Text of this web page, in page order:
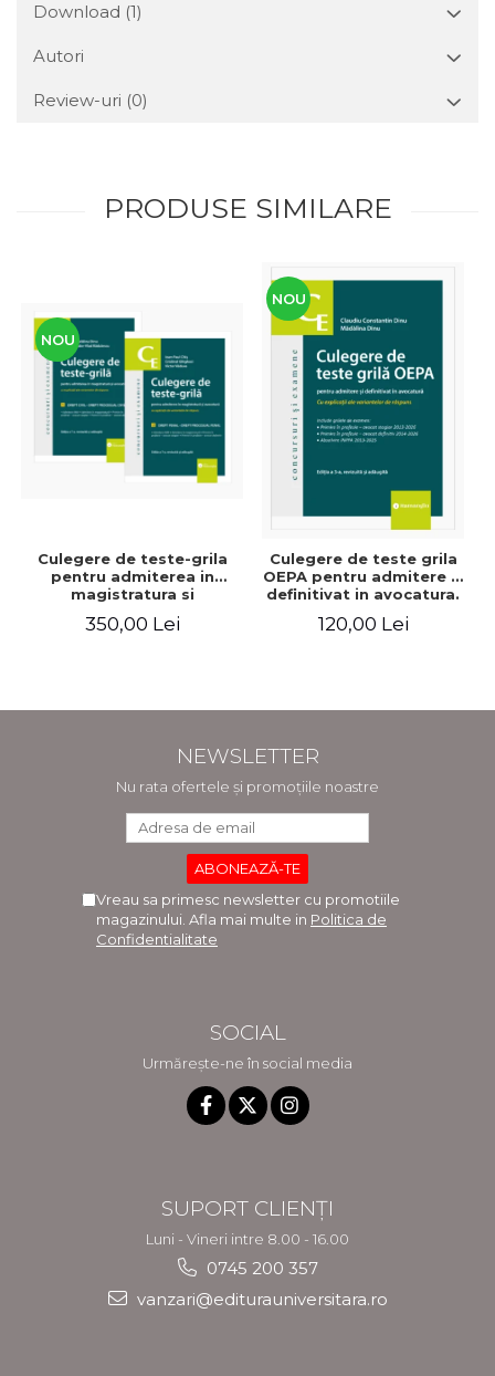
Download (1)
Autori
Review-uri (0)
PRODUSE SIMILARE
NOU
Culegere de teste-grila
pentru admiterea in
magistratura si
avocatura. Editia a VII-a,
revizuita si adaugita -
350,00 Lei
NOU
Culegere de teste grila
OEPA pentru admitere si
definitivat in avocatura.
Cu explicatii ale
variantelor de raspuns.
120,00 Lei
NEWSLETTER
Nu rata ofertele și promoțiile noastre
Vreau sa primesc newsletter cu promotiile
magazinului. Afla mai multe in Politica de
Confidentialitate
SOCIAL
Urmărește-ne în social media
SUPORT CLIENȚI
Luni - Vineri intre 8.00 - 16.00
0745 200 357
vanzari@editurauniversitara.ro